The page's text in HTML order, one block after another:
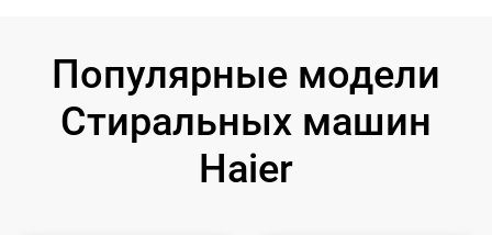
Популярные модели
Стиральных машин
Haier